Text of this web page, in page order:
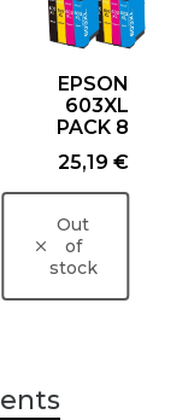
EPSON
603XL
PACK 8
Price
25,19 €
Out
of
stock